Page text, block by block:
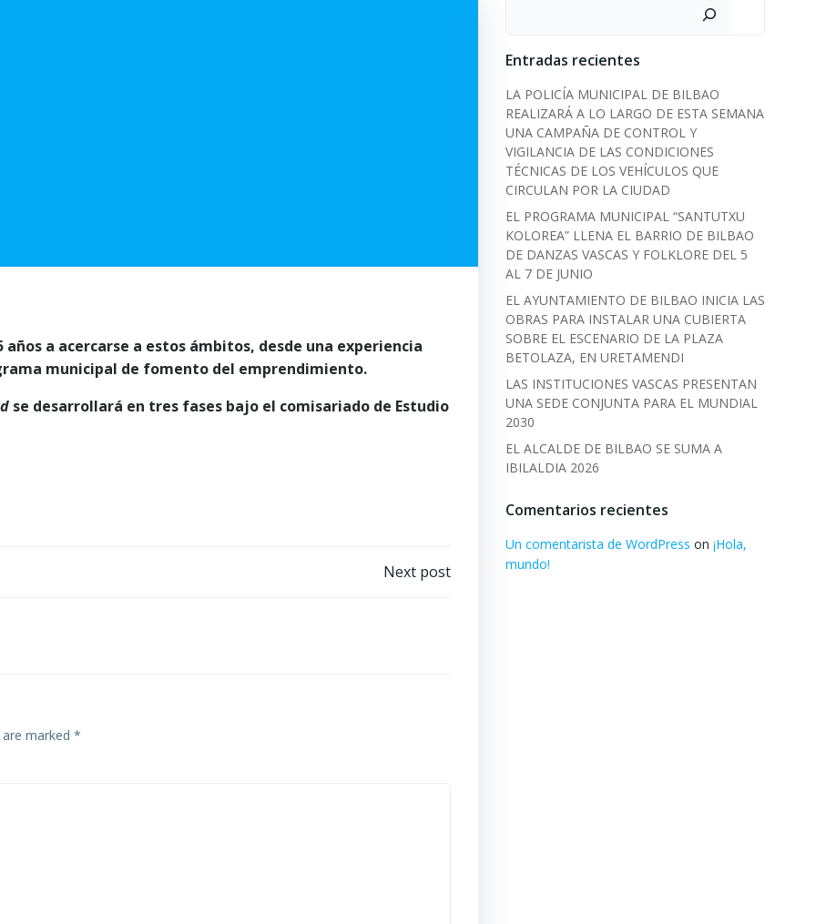
a acercarse a estos ámbitos, desde una experiencia
municipal de fomento del emprendimiento.
se desarrollará en tres fases bajo el comisariado de Estudio
Next post
marked *
Entradas recientes
LA POLICÍA MUNICIPAL DE BILBAO
REALIZARÁ A LO LARGO DE ESTA SEMANA
UNA CAMPAÑA DE CONTROL Y
VIGILANCIA DE LAS CONDICIONES
TÉCNICAS DE LOS VEHÍCULOS QUE
CIRCULAN POR LA CIUDAD
EL PROGRAMA MUNICIPAL “SANTUTXU
KOLOREA” LLENA EL BARRIO DE BILBAO
DE DANZAS VASCAS Y FOLKLORE DEL 5
AL 7 DE JUNIO
EL AYUNTAMIENTO DE BILBAO INICIA LAS
OBRAS PARA INSTALAR UNA CUBIERTA
SOBRE EL ESCENARIO DE LA PLAZA
BETOLAZA, EN URETAMENDI
LAS INSTITUCIONES VASCAS PRESENTAN
UNA SEDE CONJUNTA PARA EL MUNDIAL
2030
EL ALCALDE DE BILBAO SE SUMA A
IBILALDIA 2026
Comentarios recientes
Un comentarista de WordPress on ¡Hola,
mundo!